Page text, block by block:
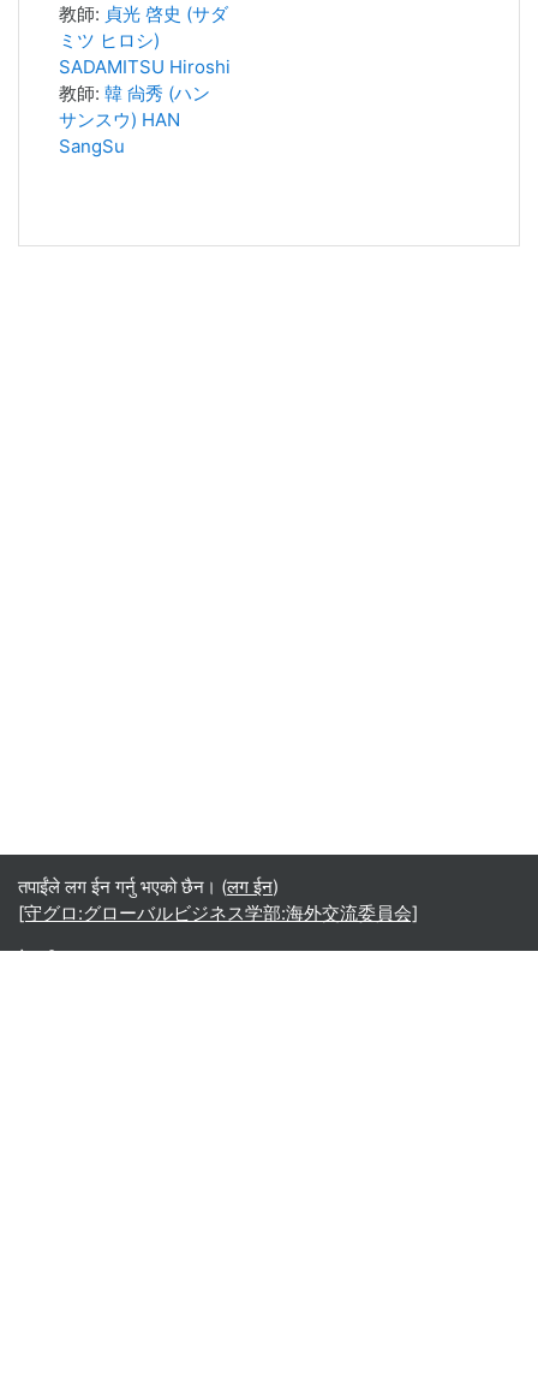
教師: 貞光 啓史 (サダ
ミツ ヒロシ)
SADAMITSU Hiroshi
教師: 韓 尙秀 (ハン
サンスウ) HAN
SangSu
तपाईंले लग ईन गर्नु भएको छैन। (लग ईन)
[守グロ:グローバルビジネス学部:海外交流委員会]
नेपाली ‎(ne)‎